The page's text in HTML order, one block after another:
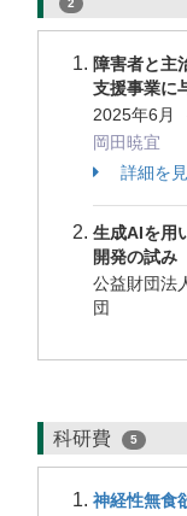
2
障害者と主
支援事業に
2025年6月
岡田暁宜
詳細を
生成AIを用
開発の試み
公益財団法
団
科研費 5
神経性無食